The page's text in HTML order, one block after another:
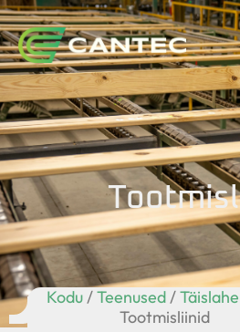
Kodu/Teenused/
Tootmisliinid